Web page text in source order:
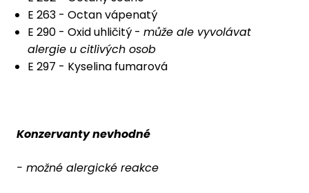
E 263 - Octan vápenatý
E 290 - Oxid uhličitý - může ale vyvolávat
alergie u citlivých osob
E 297 - Kyselina fumarová
Konzervanty nevhodné
- možné alergické reakce